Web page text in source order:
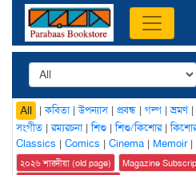
All |কবিতা|উপন্যাস| প্রবন্ধ | গল্প |ভ্রমণ|
সংগীত |রম্যরচনা|শিশু |শিশু/কিশোর|
Classics | Comics | Cinema | Memoir|
২০২৬ শারদীয়া (old page)
Magazine